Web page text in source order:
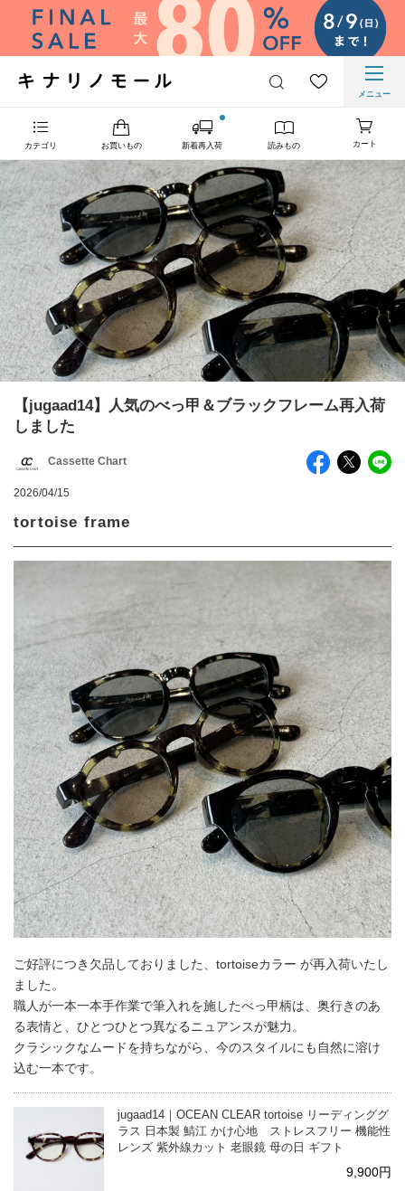
メニュー
カテゴリ お買いもの 新着再入荷 読みもの カート
【jugaad14】人気のべっ甲＆ブラックフレーム再入荷
しました
Cassette Chart
2026/04/15
tortoise frame
ご好評につき欠品しておりました、tortoiseカラー が再入荷いたし
ました。
職人が一本一本手作業で筆入れを施したべっ甲柄は、奥行きのあ
る表情と、ひとつひとつ異なるニュアンスが魅力。
クラシックなムードを持ちながら、今のスタイルにも自然に溶け
込む一本です。
jugaad14｜OCEAN CLEAR tortoise リーディンググ
ラス 日本製 鯖江 かけ心地 ストレスフリー 機能性
レンズ 紫外線カット 老眼鏡 母の日 ギフト
9,900円